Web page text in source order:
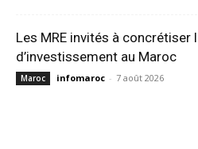
Les MRE invités à concrétiser
d’investissement au Maroc
Maroc infomaroc - 7 août 2026